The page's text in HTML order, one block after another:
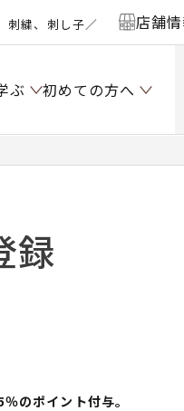
刺繍、刺し子／ 店舗
ぶ 初めての方へ
録
のポイント付与。